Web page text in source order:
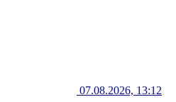
07.08.2026, 13:12